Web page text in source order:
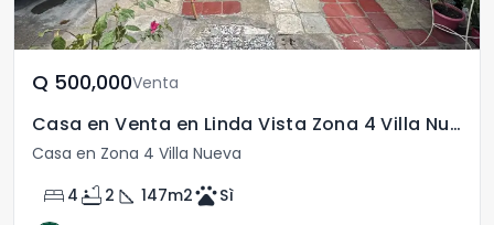
Q	500,000Venta
Casa en Venta en Linda Vista Zona 4 Villa Nueva
Casa en Zona 4 Villa Nueva
bed 4 bathtub 2 square_foot 147m2petsSì